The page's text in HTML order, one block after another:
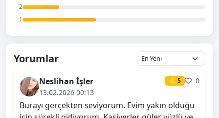
2
1
Yorumlar
Neslihan İşler ⭐ 5
0
13.02.2026 00:13
Burayı gerçekten seviyorum. Evim yakın olduğu